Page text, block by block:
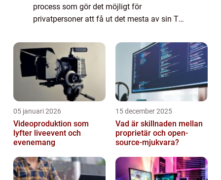
process som gör det möjligt för
privatpersoner att få ut det mesta av sin TV-
enhet till TV:n kan användarna streama...
05 januari 2026
Videoproduktion som
lyfter liveevent och
evenemang
15 december 2025
Vad är skillnaden mellan
proprietär och open-
source-mjukvara?